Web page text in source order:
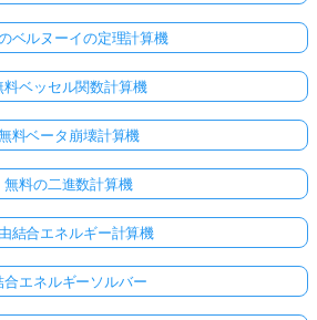
ベルヌーイの定理計算機
料ベッセル関数計算機
料ベータ崩壊計算機
無料の二進数計算機
結合エネルギー計算機
合エネルギーソルバー